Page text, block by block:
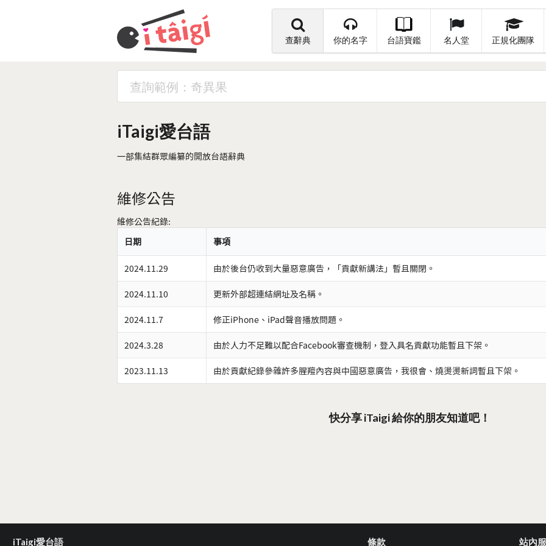
查辭典 你的名字 台語寶鑑 名人堂 正規化團隊
iTaigi愛台語
一部集結群眾編纂的開放台語辭典
維修公告
維修公告紀錄:
日期
事項
2024.11.29 由於後台仍收到大量惡意廣告，「貢獻新講法」暫且關閉。
2024.11.10 更新外部超連結網址及名稱。
2024.11.7 修正iPhone、iPad聲音播放問題。
2024.3.28 由於人力不足難以配合Facebook審查機制，登入具名貢獻功能暫且下架。
2023.11.13 由於貢獻紀錄參雜許多腥羶內容與中國惡意廣告，我很會、燒燙燙新詞暫且下架。
快分享 iTaigi 給你的朋友知道吧！
iTaigi愛台語 條款 站內